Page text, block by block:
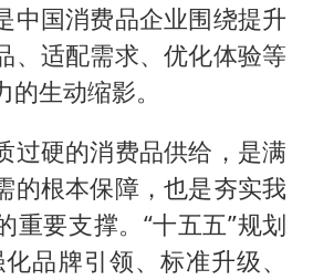
中国消费品企业围绕提升
、适配需求、优化体验等
生动缩影。
过硬的消费品供给，是满
的根本保障，也是夯实我
重要支撑。“十五五”规划
品牌引领、标准升级、